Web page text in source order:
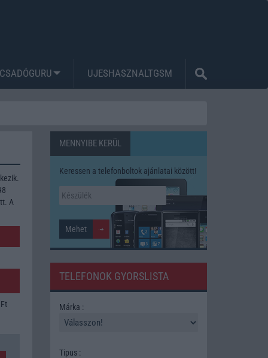
UJESHASZNALTGSM
A
MENNYIBE KERÜL
Keressen a telefonboltok ajánlatai között!
TELEFONOK GYORSLISTA
Márka :
Tipus :